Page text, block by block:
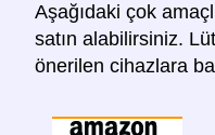
Aşağıdaki çok
satın alabilirsiniz.
önerilen cihazlara